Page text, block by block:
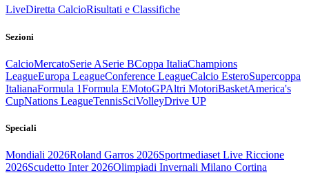
LiveDiretta CalcioRisultati e Classifiche
Sezioni
CalcioMercatoSerie ASerie BCoppa ItaliaChampions
LeagueEuropa LeagueConference LeagueCalcio EsteroSupercoppa
ItalianaFormula 1Formula EMotoGPAltri MotoriBasketAmerica's
CupNations LeagueTennisSciVolleyDrive UP
Speciali
Mondiali 2026Roland Garros 2026Sportmediaset Live Riccione
2026Scudetto Inter 2026Olimpiadi Invernali Milano Cortina